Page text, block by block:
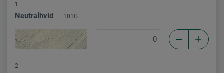
1
Neutralhvid 101G
2